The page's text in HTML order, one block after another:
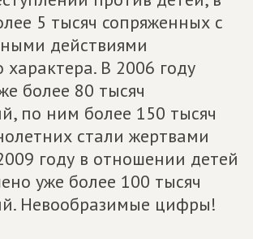
5 тысяч сопряженных с
действиями
характера. В 2006 году
более 80 тысяч
по ним более 150 тысяч
стали жертвами
году в отношении детей
уже более 100 тысяч
Невообразимые цифры!